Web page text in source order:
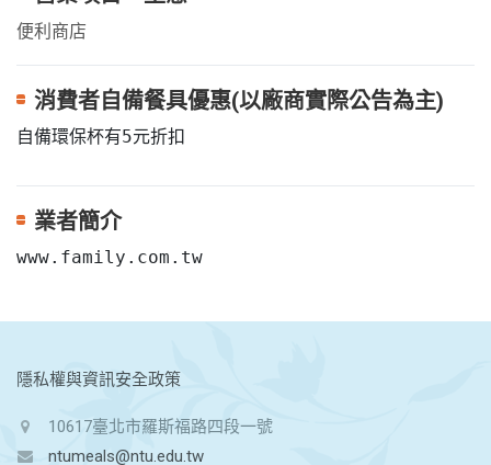
便利商店
消費者自備餐具優惠(以廠商實際公告為主)
自備環保杯有5元折扣
業者簡介
www.family.com.tw
:::
隱私權與資訊安全政策
10617臺北市羅斯福路四段一號
ntumeals@ntu.edu.tw